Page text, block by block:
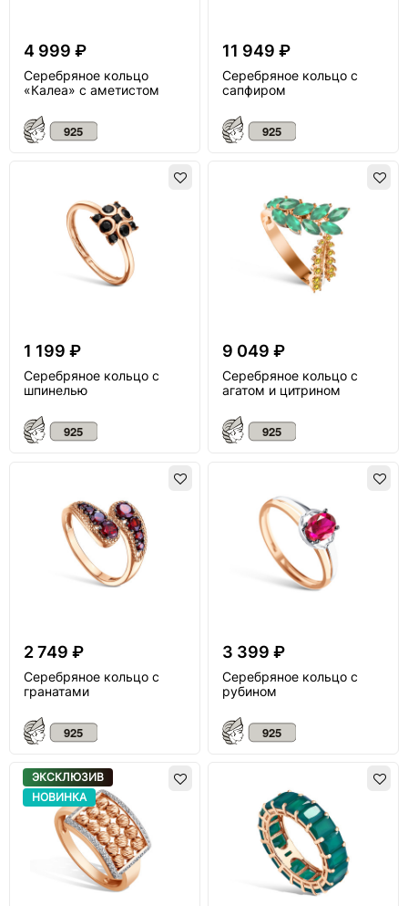
4 999 ₽
Серебряное кольцо
«Калеа» с аметистом
11 949 ₽
Серебряное кольцо с
сапфиром
1 199 ₽
Серебряное кольцо с
шпинелью
9 049 ₽
Серебряное кольцо с
агатом и цитрином
2 749 ₽
Серебряное кольцо с
гранатами
3 399 ₽
Серебряное кольцо с
рубином
ЭКСКЛЮЗИВ
НОВИНКА